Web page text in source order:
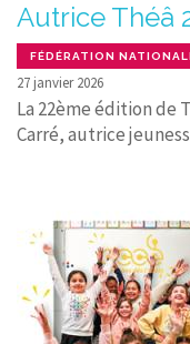
Autrice Théâ
FÉDÉRATION
27 janvier 2026
La 22ème édition de
Carré, autrice